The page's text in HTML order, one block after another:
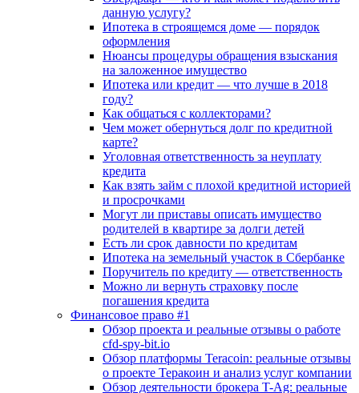
данную услугу?
Ипотека в строящемся доме — порядок
оформления
Нюансы процедуры обращения взыскания
на заложенное имущество
Ипотека или кредит — что лучше в 2018
году?
Как общаться с коллекторами?
Чем может обернуться долг по кредитной
карте?
Уголовная ответственность за неуплату
кредита
Как взять займ с плохой кредитной историей
и просрочками
Могут ли приставы описать имущество
родителей в квартире за долги детей
Есть ли срок давности по кредитам
Ипотека на земельный участок в Сбербанке
Поручитель по кредиту — ответственность
Можно ли вернуть страховку после
погашения кредита
Финансовое право #1
Обзор проекта и реальные отзывы о работе
cfd-spy-bit.io
Обзор платформы Teracoin: реальные отзывы
о проекте Теракоин и анализ услуг компании
Обзор деятельности брокера T-Ag: реальные